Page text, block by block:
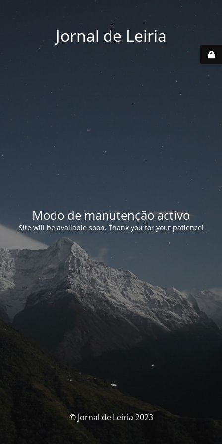
Jornal de Leiria
Modo de manutenção activo
Site will be available soon. Thank you for your patience!
© Jornal de Leiria 2023